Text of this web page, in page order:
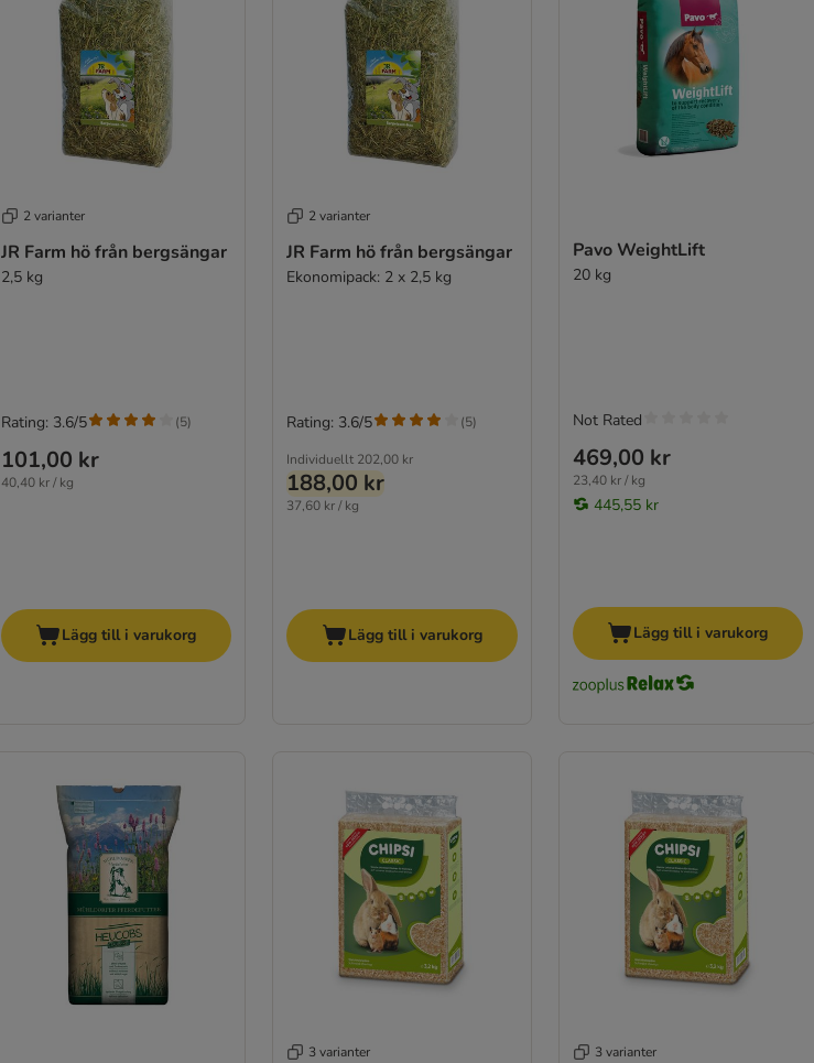
2 varianter
JR Farm hö från bergsängar
2,5 kg
101,00 kr
40,40 kr / kg
Rating: 3.6/5 (5)
Lägg till i varukorg
2 varianter
JR Farm hö från bergsängar
Ekonomipack: 2 x 2,5 kg
Individuellt 202,00 kr
188,00 kr
37,60 kr / kg
Rating: 3.6/5 (5)
Lägg till i varukorg
Pavo WeightLift
20 kg
469,00 kr
23,40 kr / kg
445,55 kr
Not Rated
Lägg till i varukorg
3 varianter 3 varianter